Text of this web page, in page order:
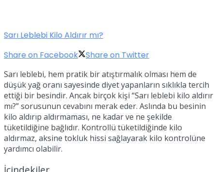
Sarı Leblebi Kilo Aldırır mı?
Share on Facebook
Share on Twitter
Sarı leblebi, hem pratik bir atıştırmalık olması hem de
düşük yağ oranı sayesinde diyet yapanların sıklıkla tercih
ettiği bir besindir. Ancak birçok kişi “Sarı leblebi kilo aldırır
mı?” sorusunun cevabını merak eder. Aslında bu besinin
kilo aldırıp aldırmaması, ne kadar ve ne şekilde
tüketildiğine bağlıdır. Kontrollü tüketildiğinde kilo
aldırmaz, aksine tokluk hissi sağlayarak kilo kontrolüne
yardımcı olabilir.